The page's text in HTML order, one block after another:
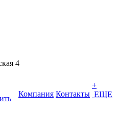
4
Компания Контакты
+
ЕЩЕ